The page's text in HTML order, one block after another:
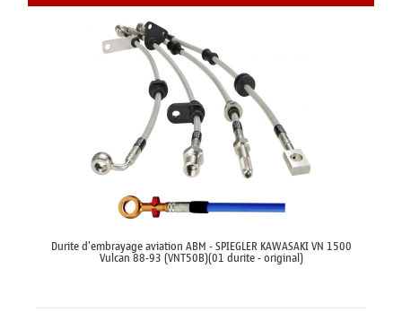
Durite d'embrayage aviation ABM - SPIEGLER KAWASAKI VN 1500
Vulcan 88-93 (VNT50B)(01 durite - original)